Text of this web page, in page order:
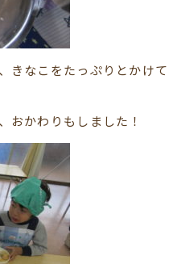
きなこをたっぷりとかけて
おかわりもしました！